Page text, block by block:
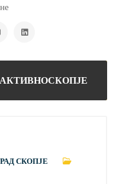
СКОПЈЕ